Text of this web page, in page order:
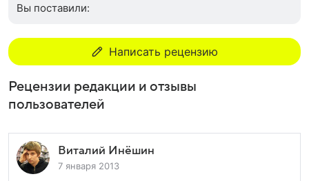
Вы поставили:
Написать рецензию
Рецензии редакции и отзывы
пользователей
Виталий Инёшин
7 января 2013